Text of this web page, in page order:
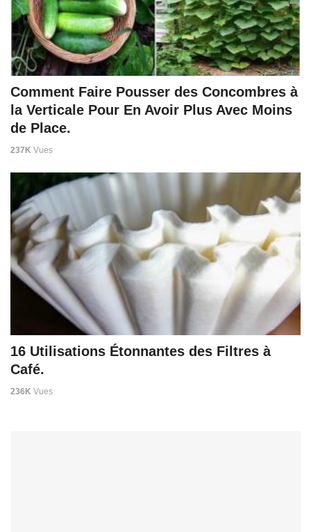
Comment Faire Pousser des Concombres à
la Verticale Pour En Avoir Plus Avec Moins
de Place.
237K Vues
16 Utilisations Étonnantes des Filtres à
Café.
236K Vues